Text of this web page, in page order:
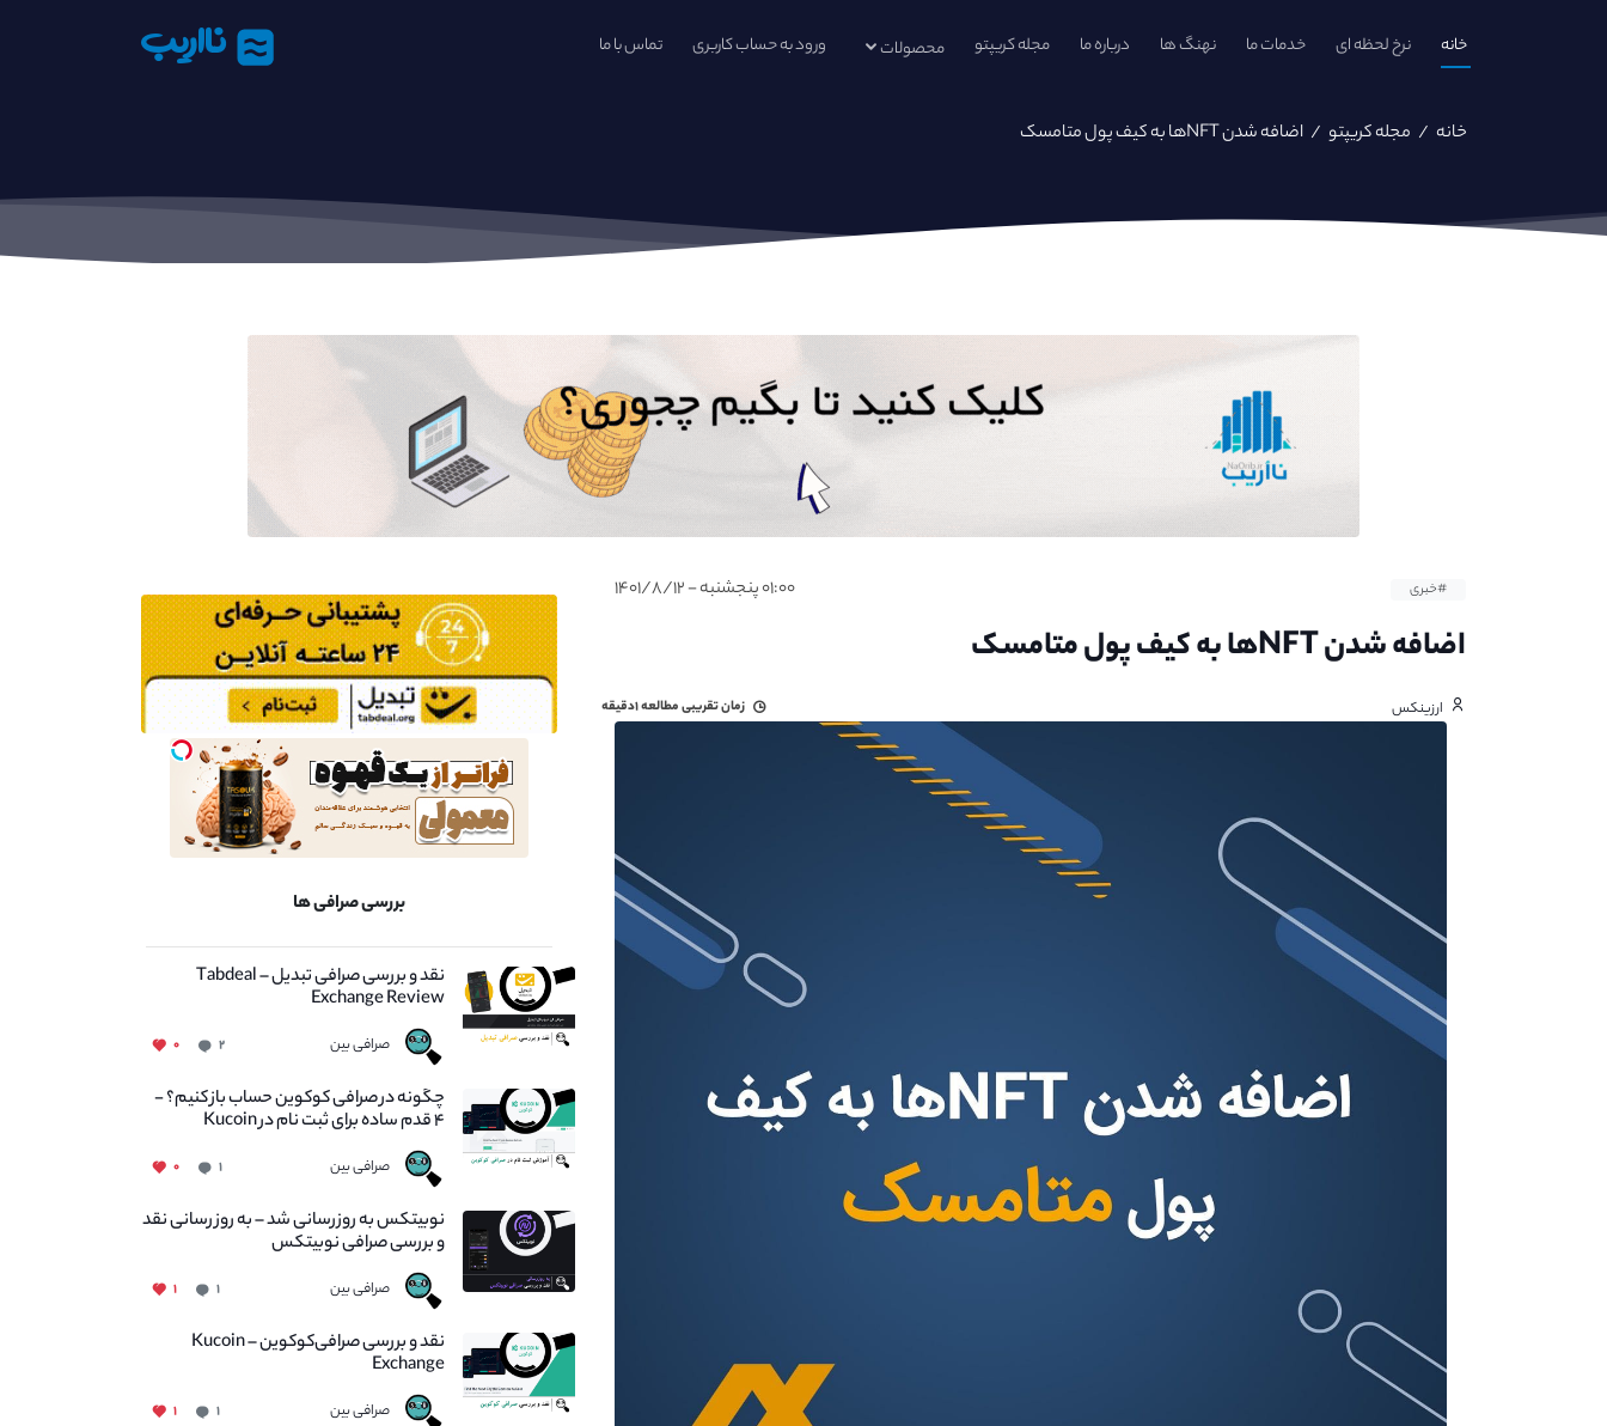
خانه نرخ لحظه ای خدمات ما نهنگ ها درباره ما مجله کریپتو محصولات ورود به حساب کاربری تماس با ما نااریب
خانه / مجله کریپتو / اضافه شدن NFTها به کیف پول متامسک
#خبری ۰۱:۰۰ پنجشنبه - ۱۴۰۱/۸/۱۲
اضافه شدن NFTها به کیف پول متامسک
ارزینکس زمان تقریبی مطالعه۱دقیقه
بررسی صرافی ها
نقد و بررسی صرافی تبدیل – Tabdeal
Exchange Review
صرافی بین ۲ ۰
چگونه در صرافی کوکوین حساب باز کنیم؟ -
۴ قدم ساده برای ثبت نام در Kucoin
صرافی بین ۱ ۰
نوبیتکس به روزرسانی شد – به روز رسانی نقد
و بررسی صرافی نوبیتکس
صرافی بین ۱ ۱
نقد و بررسی صرافی‌کوکوین – Kucoin
Exchange
صرافی بین ۱ ۱